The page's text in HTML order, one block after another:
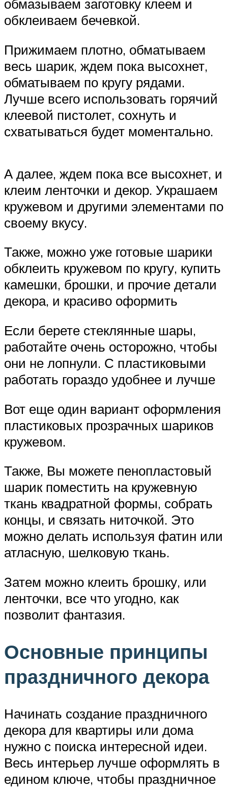
обмазываем заготовку клеем и
обклеиваем бечевкой.
Прижимаем плотно, обматываем
весь шарик, ждем пока высохнет,
обматываем по кругу рядами.
Лучше всего использовать горячий
клеевой пистолет, сохнуть и
схватываться будет моментально.
А далее, ждем пока все высохнет, и
клеим ленточки и декор. Украшаем
кружевом и другими элементами по
своему вкусу.
Также, можно уже готовые шарики
обклеить кружевом по кругу, купить
камешки, брошки, и прочие детали
декора, и красиво оформить
Если берете стеклянные шары,
работайте очень осторожно, чтобы
они не лопнули. С пластиковыми
работать гораздо удобнее и лучше
Вот еще один вариант оформления
пластиковых прозрачных шариков
кружевом.
Также, Вы можете пенопластовый
шарик поместить на кружевную
ткань квадратной формы, собрать
концы, и связать ниточкой. Это
можно делать используя фатин или
атласную, шелковую ткань.
Затем можно клеить брошку, или
ленточки, все что угодно, как
позволит фантазия.
Основные принципы
праздничного декора
Начинать создание праздничного
декора для квартиры или дома
нужно с поиска интересной идеи.
Весь интерьер лучше оформлять в
едином ключе, чтобы праздничное